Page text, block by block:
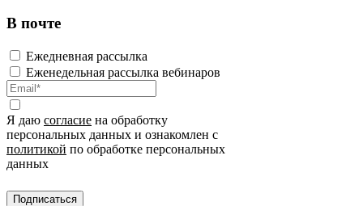
В почте
Ежедневная рассылка
Еженедельная рассылка вебинаров
Я даю согласие на обработку
персональных данных и ознакомлен с
политикой по обработке персональных
данных
Подписаться